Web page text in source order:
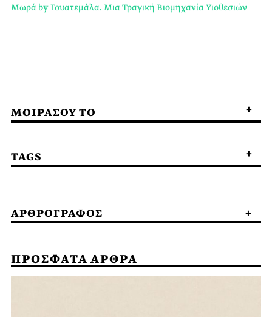
Μωρά by Γουατεμάλα. Μια Τραγική Βιομηχανία Υιοθεσιών
ΜΟΙΡΑΣΟΥ ΤΟ
TAGS
ΑΡΘΡΟΓΡΑΦΟΣ
ΠΡΟΣΦΑΤΑ ΑΡΘΡΑ